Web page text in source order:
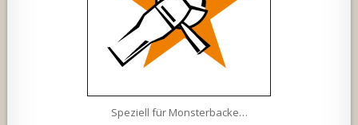
Speziell für Monsterbacke…